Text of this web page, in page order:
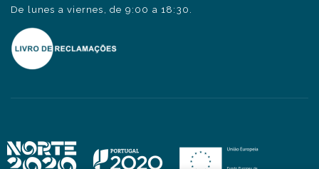
De lunes a viernes, de 9:00 a 18:30.